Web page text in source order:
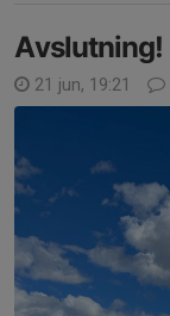
Avslutning!
21 jun, 19:21